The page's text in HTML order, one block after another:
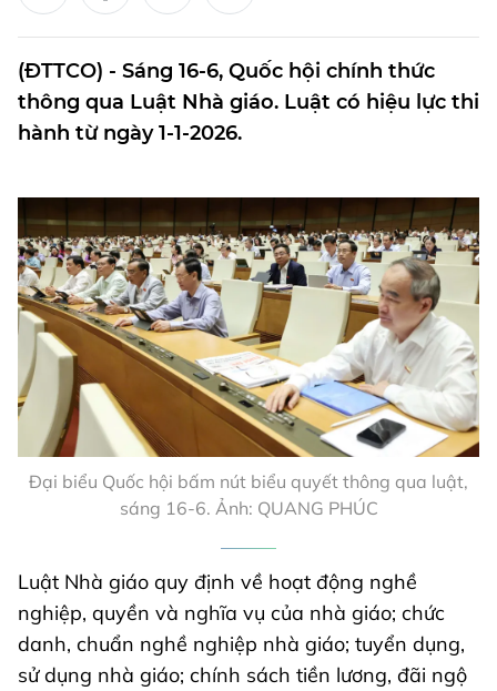
(ĐTTCO) - Sáng 16-6, Quốc hội chính thức
thông qua Luật Nhà giáo. Luật có hiệu lực thi
hành từ ngày 1-1-2026.
Đại biểu Quốc hội bấm nút biểu quyết thông qua luật,
sáng 16-6. Ảnh: QUANG PHÚC
Luật Nhà giáo quy định về hoạt động nghề
nghiệp, quyền và nghĩa vụ của nhà giáo; chức
danh, chuẩn nghề nghiệp nhà giáo; tuyển dụng,
sử dụng nhà giáo; chính sách tiền lương, đãi ngộ